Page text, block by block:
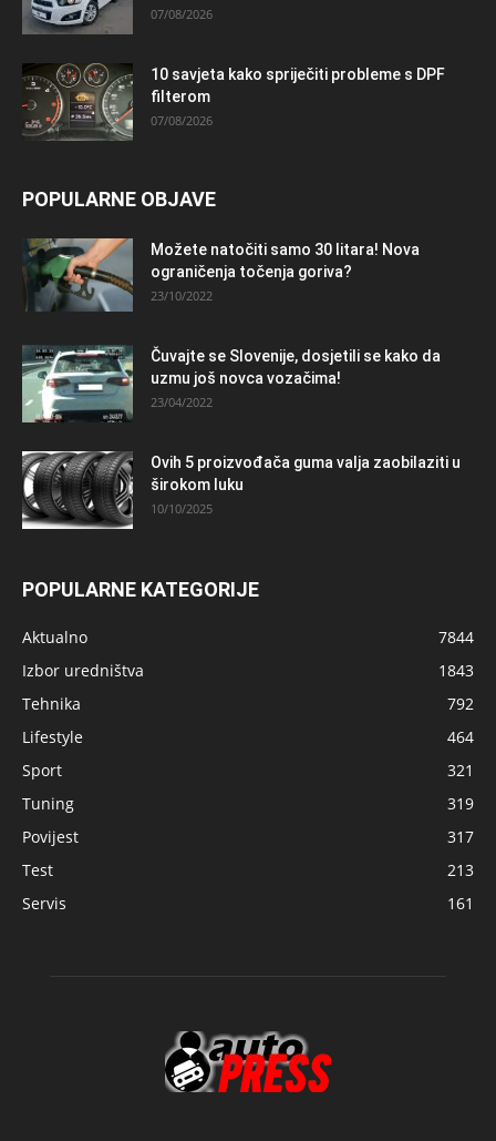
07/08/2026
10 savjeta kako spriječiti probleme s DPF
filterom
07/08/2026
POPULARNE OBJAVE
Možete natočiti samo 30 litara! Nova
ograničenja točenja goriva?
23/10/2022
Čuvajte se Slovenije, dosjetili se kako da
uzmu još novca vozačima!
23/04/2022
Ovih 5 proizvođača guma valja zaobilaziti u
širokom luku
10/10/2025
POPULARNE KATEGORIJE
Aktualno
7844
Izbor uredništva
1843
Tehnika
792
Lifestyle
464
Sport
321
Tuning
319
Povijest
317
Test
213
Servis
161